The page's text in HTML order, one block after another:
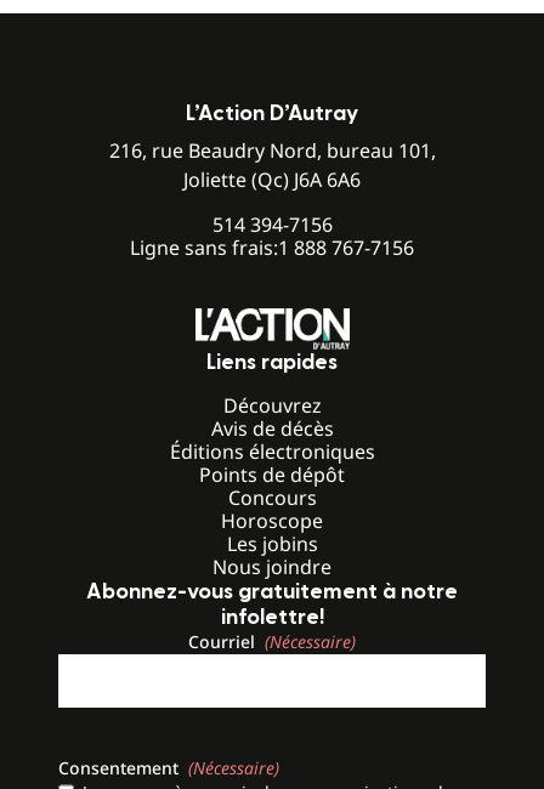
L’Action D’Autray
216, rue Beaudry Nord, bureau 101,
Joliette (Qc) J6A 6A6
514 394-7156
Ligne sans frais:1 888 767-7156
Liens rapides
Découvrez
Avis de décès
Éditions électroniques
Points de dépôt
Concours
Horoscope
Les jobins
Nous joindre
Abonnez-vous gratuitement à notre
infolettre!
Courriel (Nécessaire)
Consentement (Nécessaire)